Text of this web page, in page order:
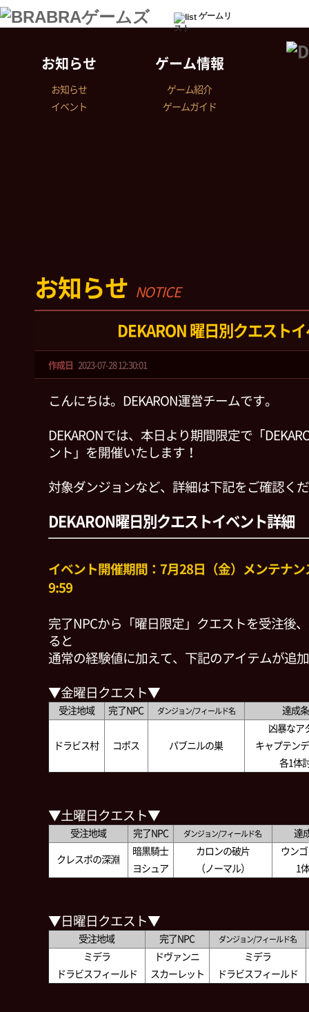
ゲームリ
スト
お知らせ
お知らせ
イベント
ゲーム情報
ゲーム紹介
ゲームガイド
お知らせ NOTICE
DEKARON 曜日別クエスト
作成日 2023-07-28 12:30:01
こんにちは。DEKARON運営チームです。
DEKARONでは、本日より期間限定で「
ント」を開催いたします！
対象ダンジョンなど、詳細は下記をご確認く
DEKARON曜日別クエストイベント詳細
イベント開催期間：7月28日（金）メンテナン
9:59
完了NPCから「曜日限定」クエストを受注後
ると
通常の経験値に加えて、下記のアイテムが追
▼金曜日クエスト▼
受注地域 完了NPC ダンジョン/フィールド名 達成
ドラビス村 コポス パブニルの巣
凶暴なア
キャプテン
各1体
▼土曜日クエスト▼
受注地域 完了NPC ダンジョン/フィールド名 達
クレスポの深淵
暗黒騎士
ヨシュア
カロンの破片
（ノーマル）
ウン
1
▼日曜日クエスト▼
受注地域 完了NPC ダンジョン/フィールド名
ミデラ
ドラビスフィールド
ドヴァンニ
スカーレット
ミデラ
ドラビスフィールド